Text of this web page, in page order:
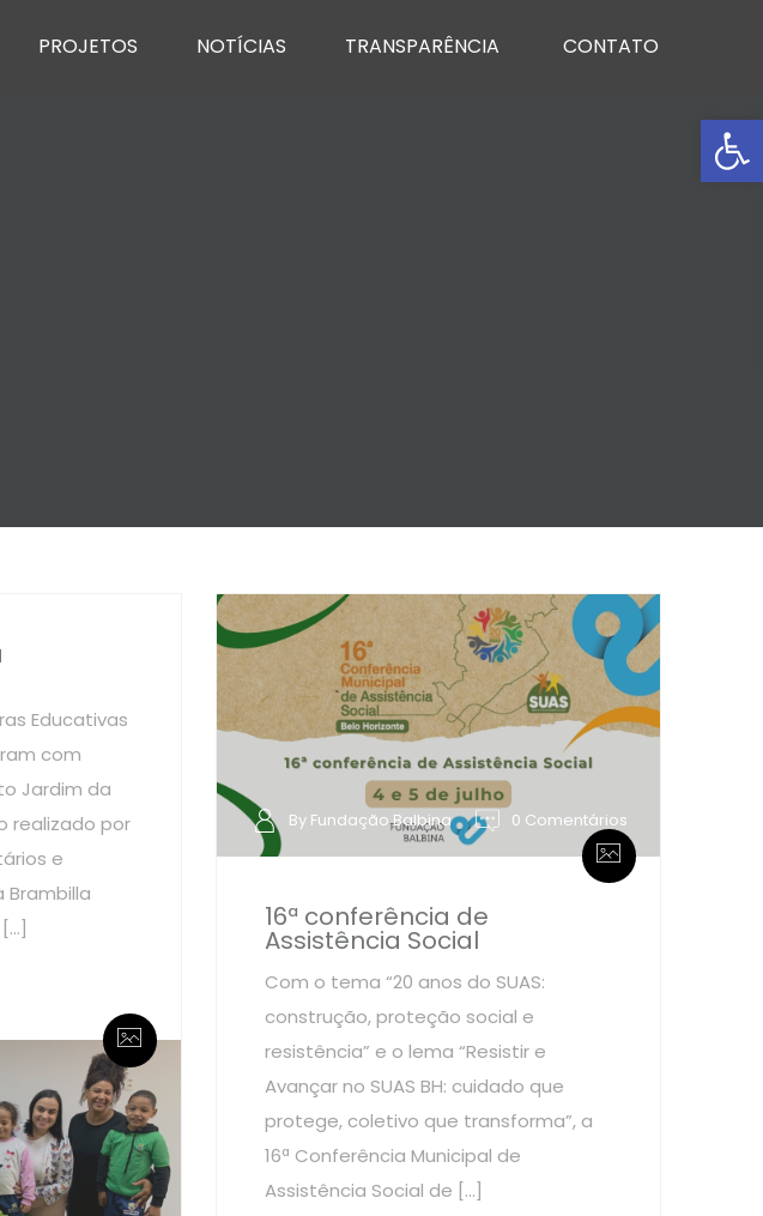
PROJETOS NOTÍCIAS TRANSPARÊNCIA CONTATO
Educativas
com
Jardim da
realizado por
e
Brambilla
By Fundação Balbina 0 Comentários
16ª conferência de
Assistência Social
Com o tema “20 anos do SUAS:
construção, proteção social e
resistência” e o lema “Resistir e
Avançar no SUAS BH: cuidado que
protege, coletivo que transforma”, a
16ª Conferência Municipal de
Assistência Social de […]